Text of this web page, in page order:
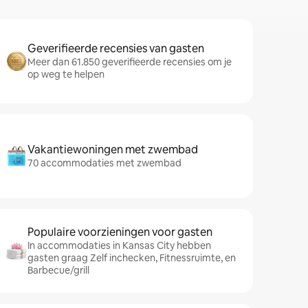
Geverifieerde recensies van gasten
Meer dan 61.850 geverifieerde recensies om je
op weg te helpen
Vakantiewoningen met zwembad
70 accommodaties met zwembad
Populaire voorzieningen voor gasten
In accommodaties in Kansas City hebben
gasten graag Zelf inchecken, Fitnessruimte, en
Barbecue/grill